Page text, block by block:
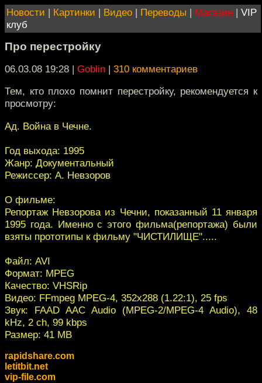
Новости | Картинки | Видео | Переводы | Магазин | VIP
клуб
Про перестройку
06.03.08 19:28 | Goblin | 310 комментариев
Тем, кто плохо помнит перестройку, рекомендуется к
просмотру:
Ад. Война в Чечне.
Год выхода: 1995
Жанр: Документальный
Режиссер: А. Невзоров
О фильме:
Репортаж Невзорова из Чечни, показанный 11 января
1995 года. Именно с этого фильма(репортажа) были
взяты прототипы к фильму "ЧИСТИЛИЩЕ".....
Файл: AVI
Формат: MPEG
Качество: VHSRip
Видео: FFmpeg MPEG-4, 352x288 (1.22:1), 25 fps
Звук: FAAD AAC Audio (MPEG-2/MPEG-4 Audio), 48
kHz, 2 ch, 99 kbps
Размер: 41 MB
rapidshare.com
letitbit.net
vip-file.com